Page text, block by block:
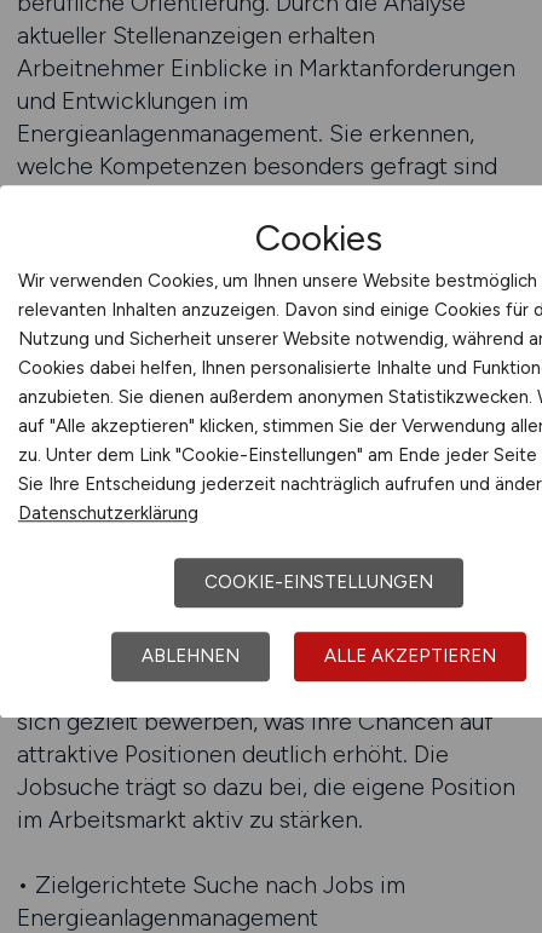
aktueller Stellenanzeigen erhalten
Arbeitnehmer Einblicke in Marktanforderungen
und Entwicklungen im
Energieanlagenmanagement. Sie erkennen,
welche Kompetenzen besonders gefragt sind
Informationen sind wertvoll für die langfristige
Weiterbildungsbedarf frühzeitig zu erkennen
und gezielt zu handeln. Die Jobsuche wird damit
zu einem strategischen Instrument, nicht nur zu
einem kurzfristigen Hilfsmittel.
Aktualität spielt auch im
Energieanlagenmanagement eine wichtige
Rolle. Neue Projekte, Modernisierungen oder
organisatorische Anpassungen führen
regelmäßig zu neuen Stellenangeboten. Eine
Chancen frühzeitig sichtbar werden.
Arbeitnehmer können schnell reagieren und
sich gezielt bewerben, was ihre Chancen auf
attraktive Positionen deutlich erhöht. Die
Jobsuche trägt so dazu bei, die eigene Position
im Arbeitsmarkt aktiv zu stärken.
• Zielgerichtete Suche nach Jobs im
Energieanlagenmanagement
Cookies
Wir verwenden Cookies, um Ihnen unsere Website
relevanten Inhalten anzuzeigen. Davon sind einige Cookies für
Nutzung und Sicherheit unserer Website notwendig, während
Cookies dabei helfen, Ihnen personalisierte Inhalte und
anzubieten. Sie dienen außerdem anonymen Statistikzwecken.
auf "Alle akzeptieren" klicken, stimmen Sie der Verwendung
zu. Unter dem Link "Cookie-Einstellungen" am Ende jeder Seite
Sie Ihre Entscheidung jederzeit nachträglich aufrufen und
Datenschutzerklärung
COOKIE-EINSTELLUNGEN
ABLEHNEN ALLE AKZEPTIEREN